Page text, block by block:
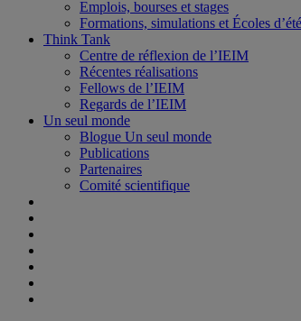
Emplois, bourses et stages
Formations, simulations et Écoles d’été
Think Tank
Centre de réflexion de l’IEIM
Récentes réalisations
Fellows de l’IEIM
Regards de l’IEIM
Un seul monde
Blogue Un seul monde
Publications
Partenaires
Comité scientifique